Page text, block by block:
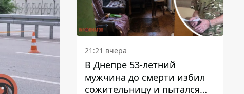
21:21 вчера
В Днепре 53-летний
мужчина до смерти избил
сожительницу и пытался